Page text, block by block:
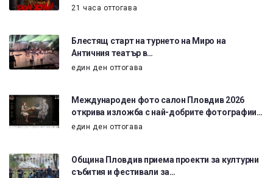
21 часа оттогава
Блестящ старт на турнето на Миро на
Античния театър в…
един ден оттогава
Международен фото салон Пловдив 2026
открива изложба с най-добрите фотографии…
един ден оттогава
Община Пловдив приема проекти за културни
събития и фестивали за…